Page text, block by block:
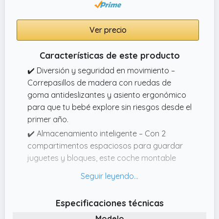
Ver precio
Características de este producto
✔️ Diversión y seguridad en movimiento –
Correpasillos de madera con ruedas de
goma antideslizantes y asiento ergonómico
para que tu bebé explore sin riesgos desde el
primer año.
✔️ Almacenamiento inteligente – Con 2
compartimentos espaciosos para guardar
juguetes y bloques, este coche montable
hábitos de organización.
suaves, esquinas redondeadas y estilo
Especificaciones técnicas